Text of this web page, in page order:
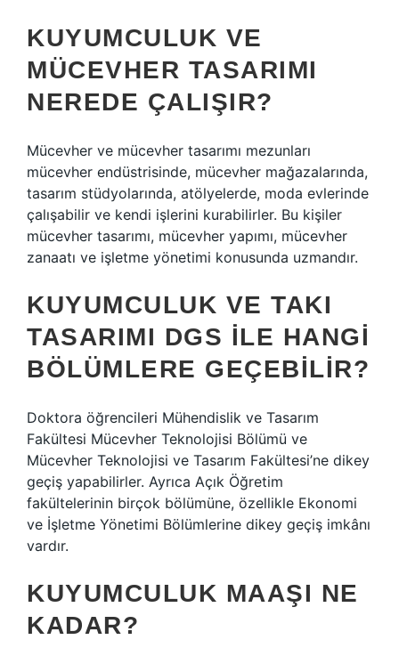
KUYUMCULUK VE
MÜCEVHER TASARIMI
NEREDE ÇALIŞIR?
Mücevher ve mücevher tasarımı mezunları
mücevher endüstrisinde, mücevher mağazalarında,
tasarım stüdyolarında, atölyelerde, moda evlerinde
çalışabilir ve kendi işlerini kurabilirler. Bu kişiler
mücevher tasarımı, mücevher yapımı, mücevher
zanaatı ve işletme yönetimi konusunda uzmandır.
KUYUMCULUK VE TAKI
TASARIMI DGS ILE HANGI
BÖLÜMLERE GEÇEBILIR?
Doktora öğrencileri Mühendislik ve Tasarım
Fakültesi Mücevher Teknolojisi Bölümü ve
Mücevher Teknolojisi ve Tasarım Fakültesi’ne dikey
geçiş yapabilirler. Ayrıca Açık Öğretim
fakültelerinin birçok bölümüne, özellikle Ekonomi
ve İşletme Yönetimi Bölümlerine dikey geçiş imkânı
vardır.
KUYUMCULUK MAAŞI NE
KADAR?